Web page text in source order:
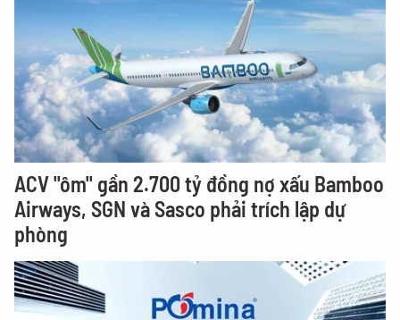
ACV "ôm" gần 2.700 tỷ đồng nợ xấu Bamboo
Airways, SGN và Sasco phải trích lập dự
phòng